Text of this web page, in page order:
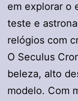
em explorar o
teste e
relógios com
O Seculus
beleza, alto
modelo. Com